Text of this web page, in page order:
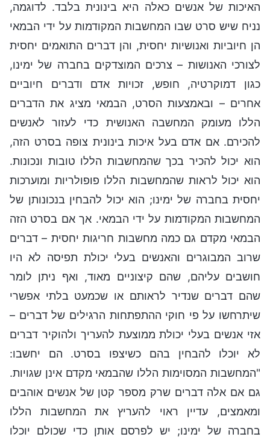
האיכות של אנשים כאלה היא בינונית בלבד. לדוגמה,
נניח שיש סרט שבו המחשבות המקודמות על ידי הבמאי
הן חיוביות ואנושיות יחסית, והן דברים התואמים יחסית
לצורכי האנושות – צרכים המוצדקים בחברה של ימינו,
כגון דמוקרטיה, חופש, זכויות אדם ודברים חיוביים
אחרים – ובאמצעות הסרט, הבמאי מציג את הדברים
הללו מעומק המחשבה האנושית כדי לעזור לאנשים
להכירם. אם אדם בעל איכות בינונית צופה בסרט הזה,
הוא יכול להכיר בכך שהמחשבות הללו טובות ונכונות.
הוא יכול לראות שהמחשבות הללו פופולריות ומוערכות
יחסית בחברה של ימינו; הוא יכול להבחין בנכונותן של
המחשבות המקודמות על ידי הבמאי. אך אם בסרט הזה
הבמאי מקדם גם כמה מחשבות חריגות יחסית – דברים
שרוב המבוגרים והאנשים בעלי יכולת תפיסה לא היו
חושבים עליהם, שהם קיצוניים מאוד, ואף ניתן לומר
שהם דברים שנדיר לראותם או שכמעט בלתי אפשרי
שיתרחשו על פי חוקי ההתפתחות הרגילים של דברים –
אזי אנשים בעלי יכולת ממוצעת להעריך ולהוקיר דברים
לא יוכלו להבחין בהם כשיצפו בסרט. הם יחשבו:
"המחשבות המסוימות הללו שהבמאי מקדם אינן שגויות.
גם אם אלה דברים שרק מספר קטן של אנשים אוהבים
ומאמצים, עדיין ראוי להעריץ את המחשבות הללו
בחברה של ימינו; יש לפרסם אותן כדי שכולם יוכלו